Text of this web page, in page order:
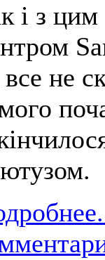
і з
все не